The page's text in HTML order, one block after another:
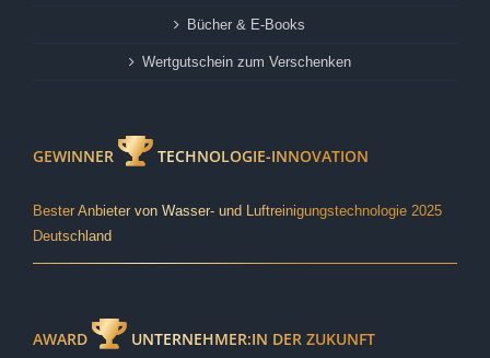
Bücher & E-Books
Wertgutschein zum Verschenken
GEWINNER TECHNOLOGIE-INNOVATION
Bester Anbieter von Wasser- und Luftreinigungstechnologie 2025
Deutschland
AWARD UNTERNEHMER:IN DER ZUKUNFT